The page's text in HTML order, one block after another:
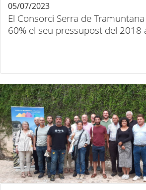
El Consorci Serra de
60% el seu pressupost del 2018
05/07/2023